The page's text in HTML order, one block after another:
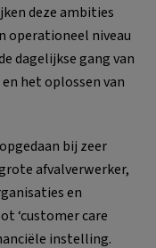
deze ambities
operationeel niveau
dagelijkse gang van
het oplossen van
bij zeer
afvalverwerker,
en
‘customer care
instelling.